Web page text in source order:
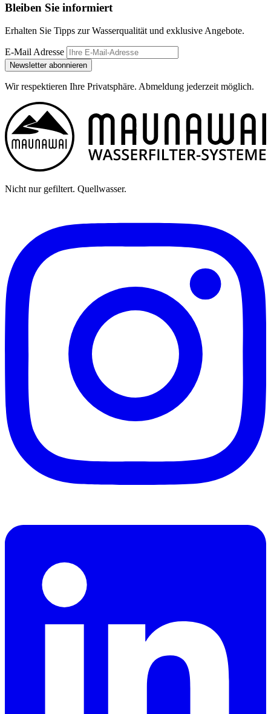
Bleiben Sie informiert
Erhalten Sie Tipps zur Wasserqualität und exklusive Angebote.
E-Mail Adresse
Newsletter abonnieren
Wir respektieren Ihre Privatsphäre. Abmeldung jederzeit möglich.
Nicht nur gefiltert. Quellwasser.